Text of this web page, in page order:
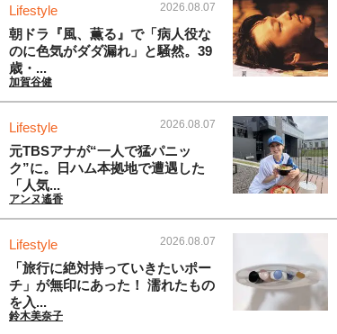
Lifestyle 2026.08.07
朝ドラ『風、薫る』で「病人役な
のに色気がダダ漏れ」と騒然。39
歳・...
加賀谷健
Lifestyle 2026.08.07
元TBSアナが“一人で猛パニッ
ク”に。日ハム本拠地で遭遇した
「人気...
アンヌ遙香
Lifestyle 2026.08.07
「旅行に絶対持っていきたいポー
チ」が無印にあった！ 濡れたもの
を入...
鈴木美奈子